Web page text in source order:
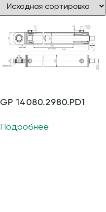
GP 14080.2980.PD1
Подробнее